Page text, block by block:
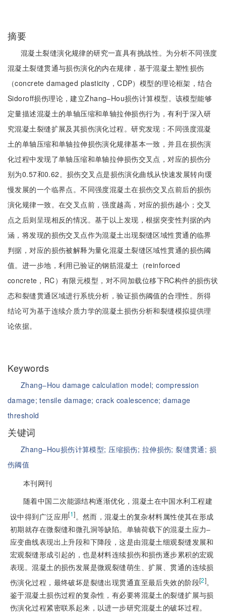
摘要
混凝土裂缝演化规律的研究一直具有挑战性。为分析不同强度
混凝土裂缝贯通与损伤演化的内在规律，基于混凝土塑性损伤
（concrete damaged plasticity，CDP）模型的理论框架，结合
Sidoroff损伤理论，建立Zhang‒Hou损伤计算模型。该模型能够
定量描述混凝土的单轴压缩和单轴拉伸损伤行为，有利于深入研
究混凝土裂缝扩展及其损伤演化过程。研究发现：不同强度混凝
土的单轴压缩和单轴拉伸损伤演化规律基本一致，并且在损伤演
化过程中发现了单轴压缩和单轴拉伸损伤交叉点，对应的损伤分
别为0.57和0.62。损伤交叉点是损伤演化曲线从快速发展转向缓
慢发展的一个临界点。不同强度混凝土在损伤交叉点前后的损伤
演化规律一致。在交叉点前，强度越高，对应的损伤越小；交叉
点之后则呈现相反的情况。基于以上发现，根据突变性判据的内
涵，将发现的损伤交叉点作为混凝土出现裂缝区域性贯通的临界
判据，对应的损伤被解释为量化混凝土裂缝区域性贯通的损伤阈
值。进一步地，利用已验证的钢筋混凝土（reinforced
concrete，RC）有限元模型，对不同加载位移下RC构件的损伤状
态和裂缝贯通区域进行系统分析，验证损伤阈值的合理性。所得
结论可为基于连续介质力学的混凝土损伤分析和裂缝模拟提供理
论依据。
Keywords
Zhang‒Hou damage calculation model;compression
damage;tensile damage;crack coalescence;damage
threshold
关键词
Zhang‒Hou损伤计算模型; 压缩损伤; 拉伸损伤;裂缝贯通; 损
伤阈值
本刊网刊
随着中国二次能源结构逐渐优化，混凝土在中国水利工程建
设中得到广泛应用[1]。然而，混凝土的复杂材料属性使其在形成
初期就存在微裂缝和微孔洞等缺陷。单轴荷载下的混凝土应力‒
应变曲线表现出上升段和下降段，这是由混凝土细观裂缝发展和
宏观裂缝形成引起的，也是材料连续损伤和损伤逐步累积的宏观
表现。混凝土的损伤发展是微观裂缝萌生、扩展、贯通的连续损
伤演化过程，最终破坏是裂缝出现贯通直至最后失效的阶段[2]。
鉴于混凝土损伤过程的复杂性，有必要将混凝土的裂缝扩展与损
伤演化过程紧密联系起来，以进一步研究混凝土的破坏过程。